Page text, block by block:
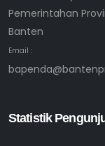
Pemerintahan
Banten
Email :
Statistik